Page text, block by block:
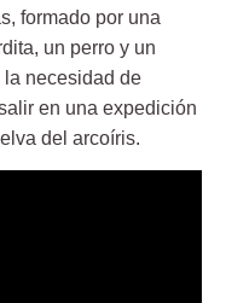
formado por una
un perro y un
necesidad de
en una expedición
del arcoíris.